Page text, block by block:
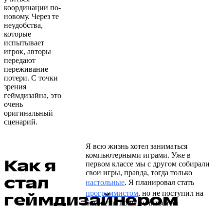
координации по-
новому. Через те
неудобства,
которые
испытывает
игрок, авторы
передают
переживание
потери. С точки
зрения
геймдизайна, это
очень
оригинальный
сценарий.
Как я
стал
геймдизайнером
Я всю жизнь хотел заниматься
компьютерными играми. Уже в
первом классе мы с другом собирали
свои игры, правда, тогда только
настольные. Я планировал стать
программистом, но не поступил на
бюджет и пошёл учиться на